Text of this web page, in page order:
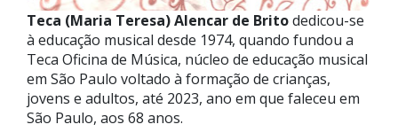
Teca (Maria Teresa) Alencar de Britodedicou-se
à educação musical desde 1974, quando fundou a
Teca Oficina de Música, núcleo de educação musical
em São Paulo voltado à formação de crianças,
jovens e adultos, até 2023, ano em que faleceu em
São Paulo, aos 68 anos.